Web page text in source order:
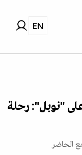
EN
"نوبل": رحلة
الحاضر